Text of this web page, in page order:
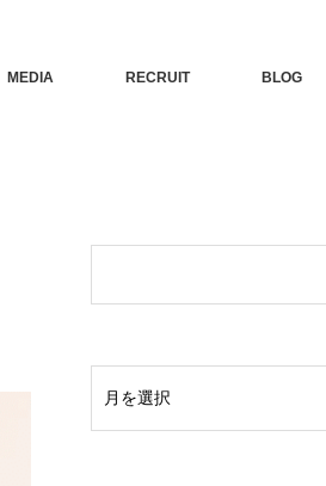
MEDIA RECRUIT BLOG